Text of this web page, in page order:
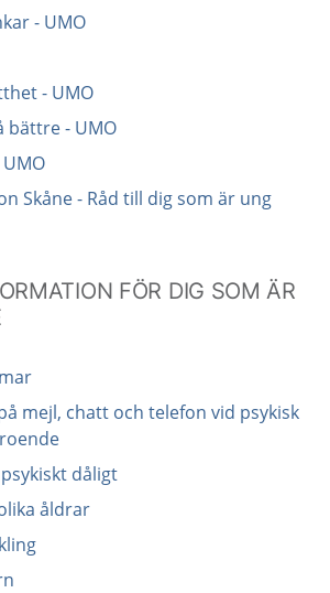
- UMO
- UMO
bättre - UMO
Skåne - Råd till dig som är ung
FÖR DIG SOM ÄR
mejl, chatt och telefon vid psykisk
dåligt
åldrar